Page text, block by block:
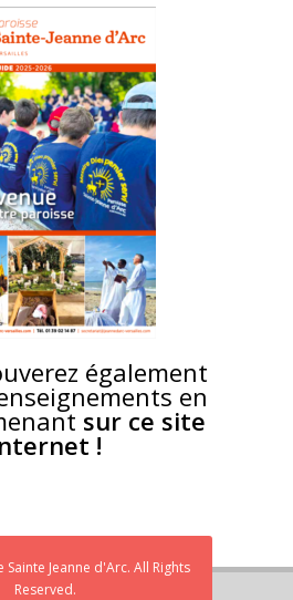
également
en
sur ce site
!
Jeanne d'Arc. All Rights
Reserved.